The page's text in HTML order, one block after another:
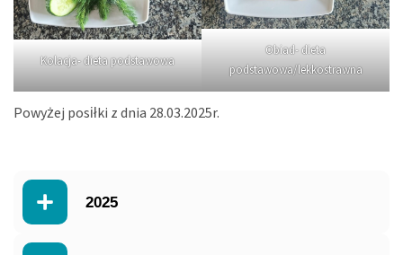
Kolacja- dieta podstawowa
Obiad- dieta
podstawowa/lekkostrawna
Powyżej posiłki z dnia 28.03.2025r.
2025